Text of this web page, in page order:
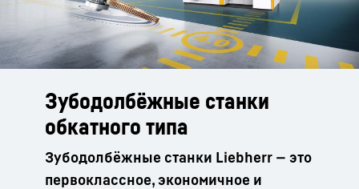
Зубодолбёжные станки
обкатного типа
Зубодолбёжные станки Liebherr — это
первоклассное, экономичное и